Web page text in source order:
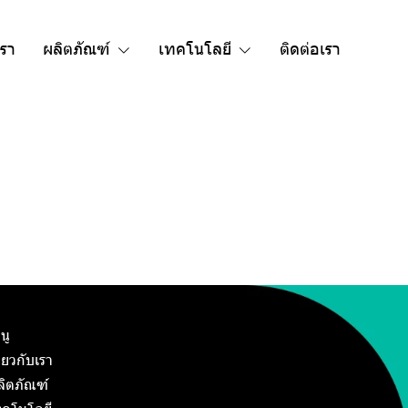
า ผลิตภัณฑ์ เทคโนโลยี ติดต่อเรา
วกับเรา
ตภัณฑ์